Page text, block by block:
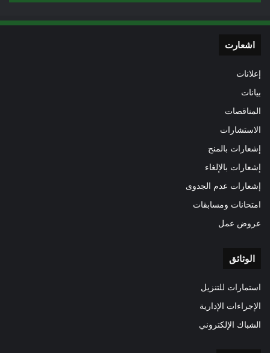
اشعارت
إعلانات
بيانات
المناقصات
الاستشارات
إشعارات بالمنح
إشعارات بالإلغاء
إشعارات عدم الجدوى
امتحانات ومسابقات
عروض عمل
الوثائق
استمارات للتنزيل
الإجراءات الإدارية
الشباك الإلكتروني